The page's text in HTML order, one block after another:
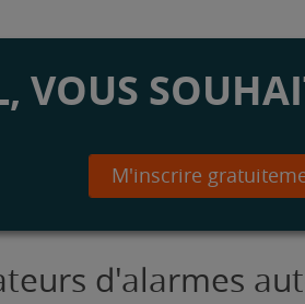
VOUS
M'inscrire
d'alarmes